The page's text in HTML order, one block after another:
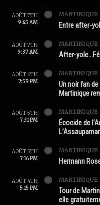
AOÛT 7TH
9:45 AM
MARTINIQUE
Entre after-
AOÛT 7TH
9:37 AM
MARTINIQUE
After-
AOÛT 6TH
7:59 PM
MARTINIQUE
Un noir fan
Martinique
AOÛT 5TH
7:31 PM
MARTINIQUE
Écocide de
AOÛT 5TH
7:16 PM
MARTINIQUE
Hermann
AOÛT 4TH
5:15 PM
MARTINIQUE
Tour de
elle